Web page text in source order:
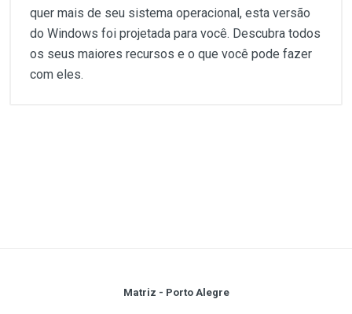
quer mais de seu sistema operacional, esta versão
do Windows foi projetada para você. Descubra todos
os seus maiores recursos e o que você pode fazer
com eles.
Your Name
Matriz - Porto Alegre